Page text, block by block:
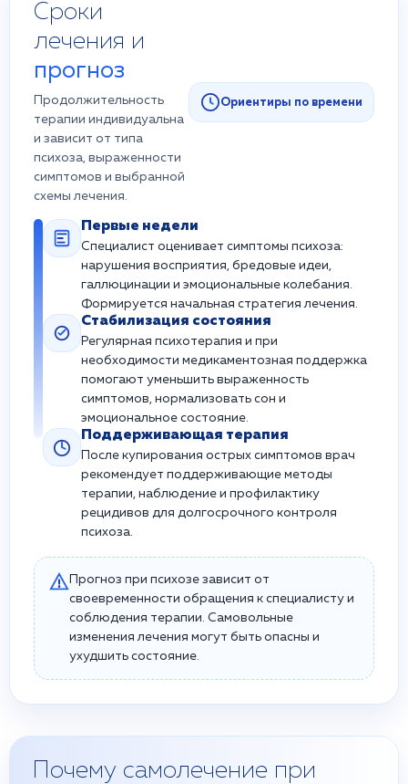
Сроки
лечения и
прогноз
Продолжительность
терапии индивидуальна
и зависит от типа
психоза, выраженности
симптомов и выбранной
схемы лечения.
Ориентиры по времени
Первые недели
Специалист оценивает симптомы психоза:
нарушения восприятия, бредовые идеи,
галлюцинации и эмоциональные колебания.
Формируется начальная стратегия лечения.
Стабилизация состояния
Регулярная психотерапия и при
необходимости медикаментозная поддержка
помогают уменьшить выраженность
симптомов, нормализовать сон и
эмоциональное состояние.
Поддерживающая терапия
После купирования острых симптомов врач
рекомендует поддерживающие методы
терапии, наблюдение и профилактику
рецидивов для долгосрочного контроля
психоза.
Прогноз при психозе зависит от
своевременности обращения к специалисту и
соблюдения терапии. Самовольные
изменения лечения могут быть опасны и
ухудшить состояние.
Почему самолечение при